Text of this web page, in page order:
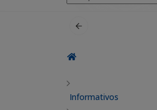
por:
Informativos